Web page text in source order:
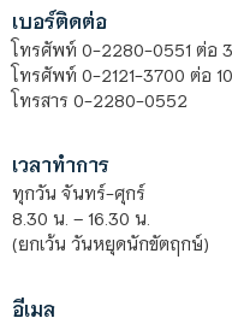
เบอร์ติดต่อ
โทรศัพท์ 0-2280-0551 ต่อ
โทรศัพท์ 0-2121-3700 ต่อ
โทรสาร 0-2280-0552
เวลาทำการ
ทุกวัน จันทร์-ศุกร์
8.30 น. – 16.30 น.
(ยกเว้น วันหยุดนักขัตฤกษ์)
อีเมล